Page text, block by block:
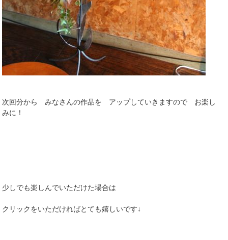
次回分から みなさんの作品を アップしていきますので お楽し
みに！
少しでも楽しんでいただけた場合は
クリックをいただければとても嬉しいです↓